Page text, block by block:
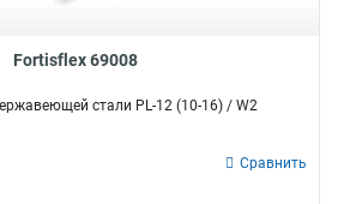
Fortisflex 69008
стали PL-12 (10-16) / W2
Сравнить